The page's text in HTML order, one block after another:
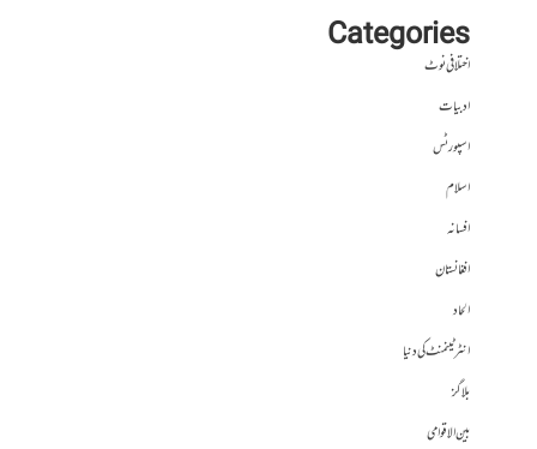
Categories
اختلافی نوٹ
ادبیات
اسپورٹس
اسلام
افسانہ
افغانستان
الحاد
انٹرٹینمنٹ کی دنیا
بلاگز
بین الاقوامی